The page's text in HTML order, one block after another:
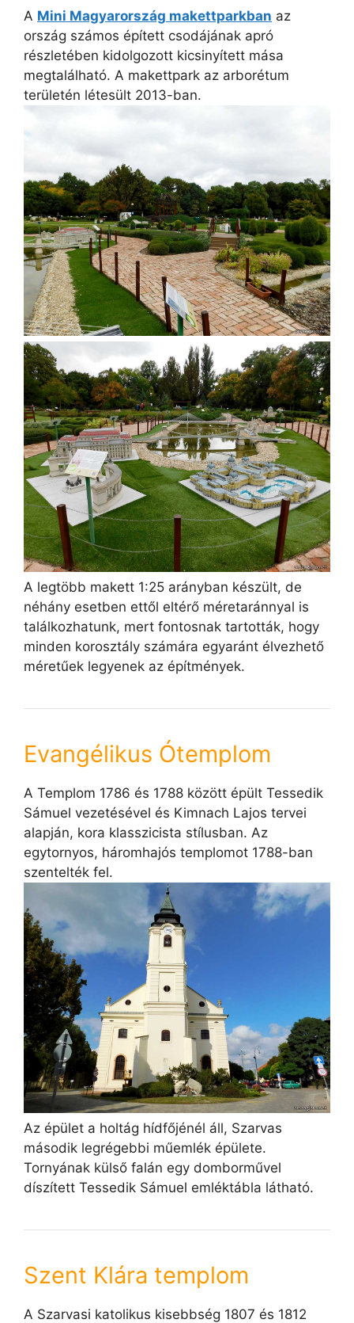
A Mini Magyarország makettparkban az
ország számos épített csodájának apró
részletében kidolgozott kicsinyített mása
megtalálható. A makettpark az arborétum
területén létesült 2013-ban.
A legtöbb makett 1:25 arányban készült, de
néhány esetben ettől eltérő méretaránnyal is
találkozhatunk, mert fontosnak tartották, hogy
minden korosztály számára egyaránt élvezhető
méretűek legyenek az építmények.
Evangélikus Ótemplom
A Templom 1786 és 1788 között épült Tessedik
Sámuel vezetésével és Kimnach Lajos tervei
alapján, kora klasszicista stílusban. Az
egytornyos, háromhajós templomot 1788-ban
szentelték fel.
Az épület a holtág hídfőjénél áll, Szarvas
második legrégebbi műemlék épülete.
Tornyának külső falán egy domborművel
díszített Tessedik Sámuel emléktábla látható.
Szent Klára templom
A Szarvasi katolikus kisebbség 1807 és 1812